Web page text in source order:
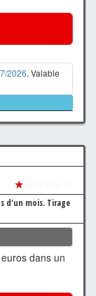
2026. Valable
★
d'un mois. Tirage
dans un